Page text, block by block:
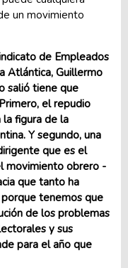
un movimiento
de Empleados
Atlántica, Guillermo
salió tiene que
el repudio
figura de la
Y segundo, una
que es el
movimiento obrero -
que tanto ha
tenemos que
de los problemas
y sus
para el año que